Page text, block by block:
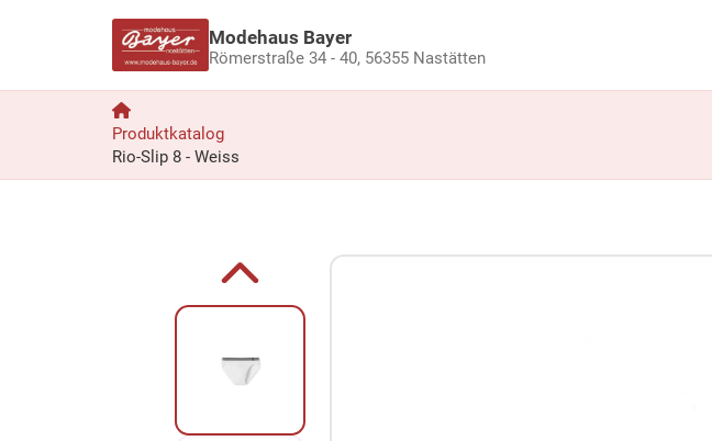
Modehaus Bayer
Römerstraße 34 - 40, 56355 Nastätten
Produktkatalog
Rio-Slip 8 - Weiss
Zur Produktbeschreibung springen